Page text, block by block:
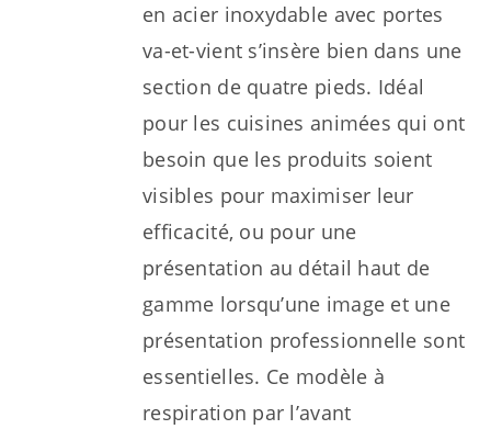
en acier inoxydable avec portes
va-et-vient s’insère bien dans une
section de quatre pieds. Idéal
pour les cuisines animées qui ont
besoin que les produits soient
visibles pour maximiser leur
efficacité, ou pour une
présentation au détail haut de
gamme lorsqu’une image et une
présentation professionnelle sont
essentielles. Ce modèle à
respiration par l’avant